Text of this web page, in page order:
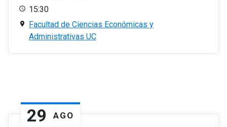
15:30
Facultad de Ciencias Económicas y
Administrativas UC
29 AGO